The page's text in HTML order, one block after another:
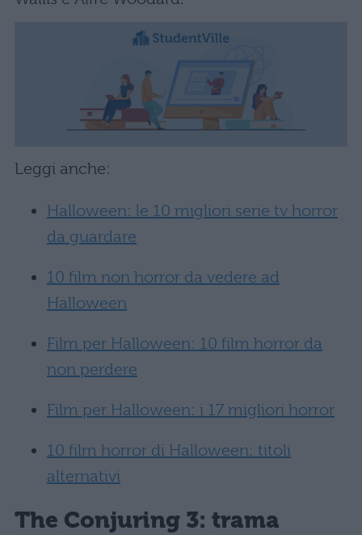
Leggi anche:
Halloween: le 10 migliori serie tv horror
da guardare
10 film non horror da vedere ad
Halloween
Film per Halloween: 10 film horror da
non perdere
Film per Halloween: i 17 migliori horror
10 film horror di Halloween: titoli
alternativi
The Conjuring 3: trama